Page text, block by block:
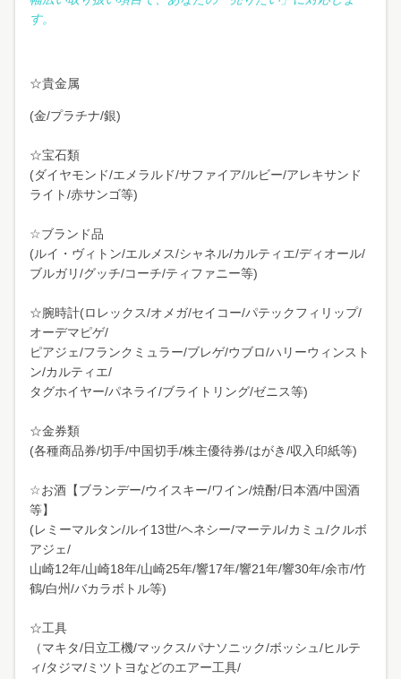
す。
☆貴金属
(金/プラチナ/銀)
☆宝石類
(ダイヤモンド/エメラルド/サファイア/ルビー/アレキサンド
ライト/赤サンゴ等)
☆ブランド品
(ルイ・ヴィトン/エルメス/シャネル/カルティエ/ディオール/
ブルガリ/グッチ/コーチ/ティファニー等)
☆腕時計(ロレックス/オメガ/セイコー/パテックフィリップ/
オーデマピゲ/
ピアジェ/フランクミュラー/ブレゲ/ウブロ/ハリーウィンスト
ン/カルティエ/
タグホイヤー/パネライ/ブライトリング/ゼニス等)
☆金券類
(各種商品券/切手/中国切手/株主優待券/はがき/収入印紙等)
☆お酒【ブランデー/ウイスキー/ワイン/焼酎/日本酒/中国酒
等】
(レミーマルタン/ルイ13世/ヘネシー/マーテル/カミュ/クルボ
アジェ/
山崎12年/山崎18年/山崎25年/響17年/響21年/響30年/余市/竹
鶴/白州/バカラボトル等)
☆工具
（マキタ/日立工機/マックス/パナソニック/ボッシュ/ヒルテ
ィ/タジマ/ミツトヨなどのエアー工具/